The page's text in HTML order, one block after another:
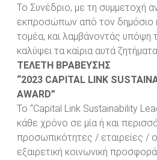
Το Συνέδριο, με τη συμμετοχή
εκπροσώπων από τον δημόσιο
τομέα, και λαμβάνοντάς υπόψη
καλύψει τα καίρια αυτά
ΤΕΛΕΤΗ ΒΡΑΒΕΥΣΗΣ
“2023 CAPITAL LINK
AWARD”
Το “Capital Link Sustainability
κάθε χρόνο σε μία ή και
προσωπικότητες / εταιρείες /
εξαιρετική κοινωνική προσφορά